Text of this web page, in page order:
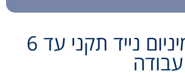
פיגום אלומיניום נייד תקני עד 6